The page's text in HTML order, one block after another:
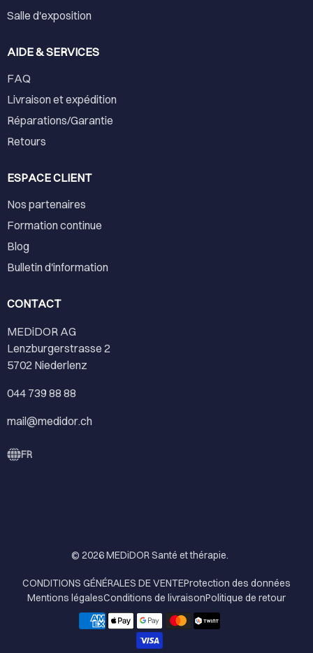
Salle d'exposition
AIDE & SERVICES
FAQ
Livraison et expédition
Réparations/Garantie
Retours
ESPACE CLIENT
Nos partenaires
Formation continue
Blog
Bulletin d'information
CONTACT
MEDiDOR AG
Lenzburgerstrasse 2
5702 Niederlenz
044 739 88 88
mail@medidor.ch
FR
© 2026MEDiDOR Santé et thérapie
CONDITIONS GÉNÉRALES DE VENTEProtection des données
Mentions légalesConditions de livraisonPolitique de retour